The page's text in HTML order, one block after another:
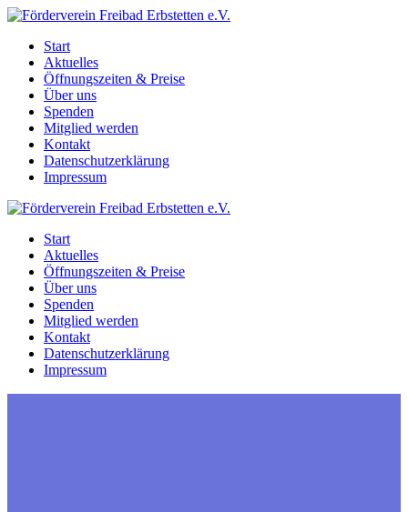
Zum
springenStart
Aktuelles
Öffnungszeiten & Preise
Über uns
Spenden
Mitglied werden
Kontakt
Datenschutzerklärung
Impressum
Start
Aktuelles
Öffnungszeiten & Preise
Über uns
Spenden
Mitglied werden
Kontakt
Datenschutzerklärung
Impressum